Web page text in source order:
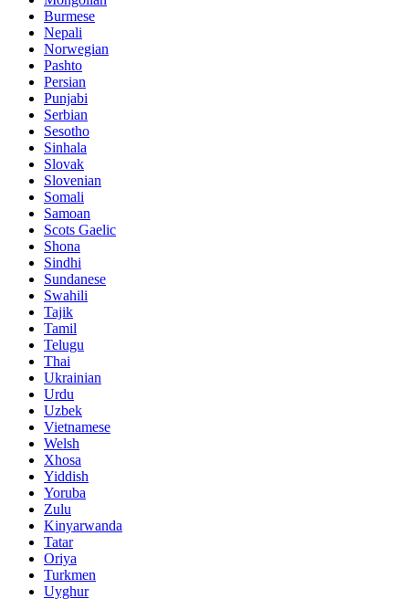
Burmese
Nepali
Norwegian
Pashto
Persian
Punjabi
Serbian
Sesotho
Sinhala
Slovak
Slovenian
Somali
Samoan
Scots Gaelic
Shona
Sindhi
Sundanese
Swahili
Tajik
Tamil
Telugu
Thai
Ukrainian
Urdu
Uzbek
Vietnamese
Welsh
Xhosa
Yiddish
Yoruba
Zulu
Kinyarwanda
Tatar
Oriya
Turkmen
Uyghur